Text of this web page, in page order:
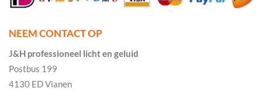
NEEM CONTACT OP
J&H professioneel licht en geluid
Postbus 199
4130 ED Vianen